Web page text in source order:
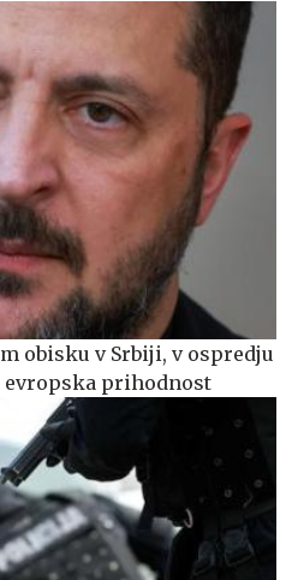
obisku v Srbiji, v ospredju
evropska prihodnost